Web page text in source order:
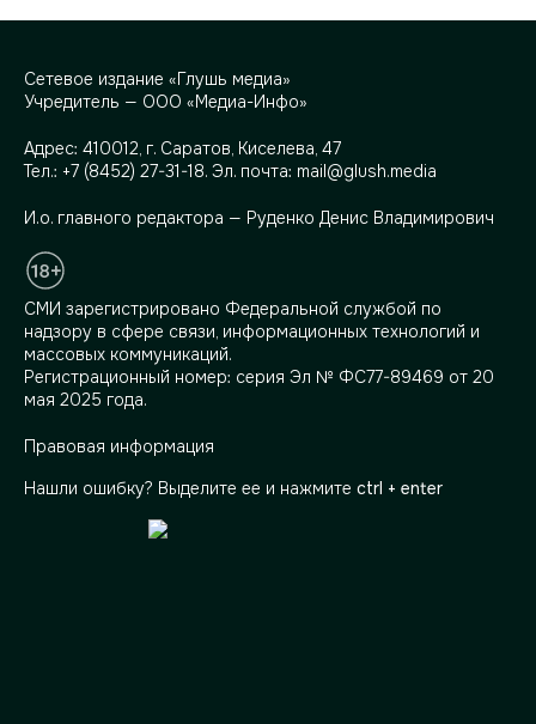
Сетевое издание «Глушь медиа»
Учредитель — ООО «Медиа-Инфо»
Адрес: 410012, г. Саратов, Киселева, 47
Тел.: +7 (8452) 27-31-18. Эл. почта: mail@glush.media
И.о. главного редактора — Руденко Денис Владимирович
СМИ зарегистрировано Федеральной службой по
надзору в сфере связи, информационных технологий и
массовых коммуникаций.
Регистрационный номер: серия Эл № ФС77-89469 от 20
мая 2025 года.
Правовая информация
Нашли ошибку? Выделите ее и нажмите ctrl + enter